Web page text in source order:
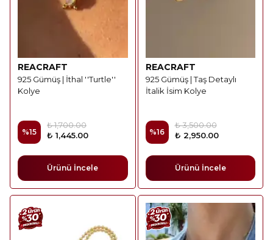
REACRAFT
925 Gümüş | İthal ''Turtle''
Kolye
%15
₺ 1,700.00
₺ 1,445.00
Ürünü İncele
REACRAFT
925 Gümüş | Taş Detaylı
İtalik İsim Kolye
%16
₺ 3,500.00
₺ 2,950.00
Ürünü İncele